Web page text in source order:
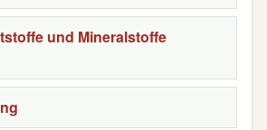
und Mineralstoffe